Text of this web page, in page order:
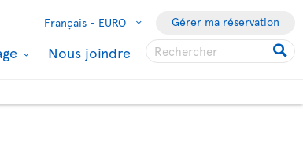
Français - EURO Gérer ma réservation
Nous joindre